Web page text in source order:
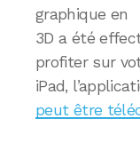
graphique en
3D a été
profiter sur
iPad,
peut être